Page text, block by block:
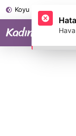
Koyu Mod